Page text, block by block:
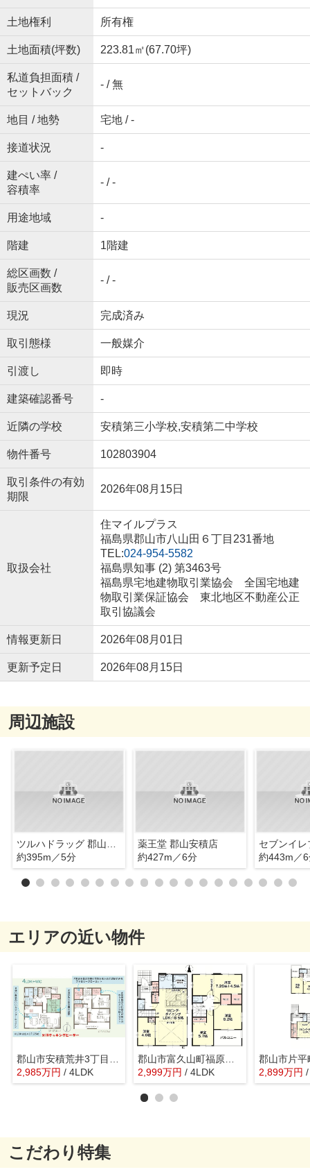
土地権利 所有権
土地面積(坪数) 223.81㎡(67.70坪)
私道負担面積 /
セットバック
- / 無
地目 / 地勢 宅地 / -
接道状況 -
建ぺい率 /
容積率
- / -
用途地域 -
階建 1階建
総区画数 /
販売区画数
- / -
現況 完成済み
取引態様 一般媒介
引渡し 即時
建築確認番号 -
近隣の学校 安積第三小学校,安積第二中学校
物件番号 102803904
取引条件の有効
期限
2026年08月15日
取扱会社
住マイルプラス
福島県郡山市八山田６丁目231番地
TEL:024-954-5582
福島県知事 (2) 第3463号
福島県宅地建物取引業協会 全国宅地建
物取引業保証協会 東北地区不動産公正
取引協議会
情報更新日 2026年08月01日
更新予定日 2026年08月15日
周辺施設
約395m／5分
薬王堂 郡山安積店
約427m／6分
約443m／
エリアの近い物件
2,985万円 / 4LDK
郡山市富久山町福原新築一戸建て4棟
2,999万円 / 4LDK 2,899万円
こだわり特集